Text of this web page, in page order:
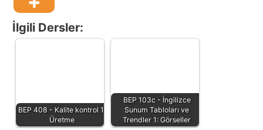
İlgili Dersler:
BEP 408 - Kalite kontrol 1:
Üretme
BEP 103c - İngilizce
Sunum Tabloları ve
Trendler 1: Görseller